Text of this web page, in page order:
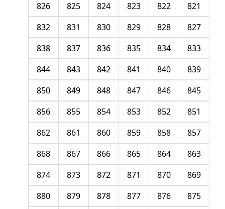
821
822
823
824
825
826
827
828
829
830
831
832
833
834
835
836
837
838
839
840
841
842
843
844
845
846
847
848
849
850
851
852
853
854
855
856
857
858
859
860
861
862
863
864
865
866
867
868
869
870
871
872
873
874
875
876
877
878
879
880